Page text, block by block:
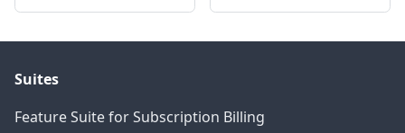
Suites
Feature Suite for Subscription Billing